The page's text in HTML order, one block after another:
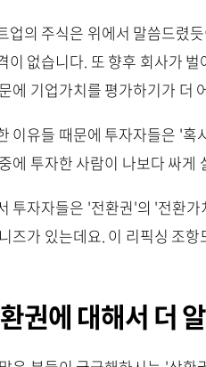
업의 주식은 위에서 말씀드렸
이 없습니다. 또 향후 회사가
에 기업가치를 평가하기가 더
이유들 때문에 투자자들은 '혹
에 투자한 사람이 나보다 싸게
투자자들은 '전환권'의 '전환
즈가 있는데요. 이 리픽싱 조
권에 대해서 더